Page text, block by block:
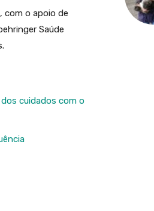
com o apoio de
Saúde
cuidados com o